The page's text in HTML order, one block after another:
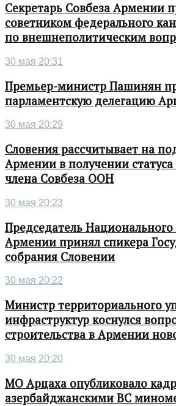
Секретарь Совбеза Армении
советником федерального
по внешнеполитическим
30 мая 20:31
Премьер-министр Пашинян
парламентскую делегацию
30 мая 20:29
Словения рассчитывает на
Армении в получении
члена Совбеза ООН
30 мая 20:23
Председатель
Армении принял спикера
собрания Словении
30 мая 20:22
Министр территориального
инфраструктур коснулся
строительства в Армении
30 мая 20:20
МО Арцаха опубликовало
азербайджанскими ВС